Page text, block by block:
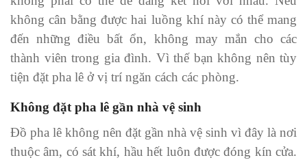
không cân bằng được hai luồng khí này có thể mang
đến những điều bất ổn, không may mắn cho các
thành viên trong gia đình. Vì thế bạn không nên tùy
tiện đặt pha lê ở vị trí ngăn cách các phòng.
Không đặt pha lê gần nhà vệ sinh
Đồ pha lê không nên đặt gần nhà vệ sinh vì đây là nơi
thuộc âm, có sát khí, hầu hết luôn được đóng kín cửa.